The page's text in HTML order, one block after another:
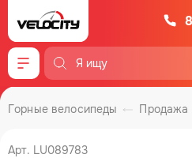
Меню
Продажа
Горные велосипеды
Арт. LU089783